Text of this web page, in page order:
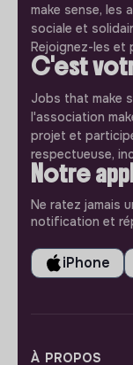
make sense, les
sociale et
Rejoignez-les et
C'est
Jobs that make
l'association
projet et
respectueuse,
Notre
Ne ratez jamais
notification et
iPhone
À PROPOS